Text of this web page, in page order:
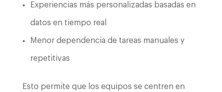
Experiencias más personalizadas basadas en
datos en tiempo real
Menor dependencia de tareas manuales y
repetitivas
Esto permite que los equipos se centren en